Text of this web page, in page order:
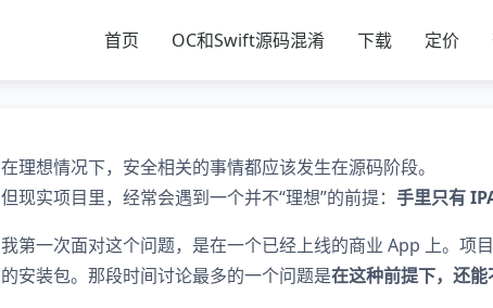
首页 OC和Swift源码混淆 下载 定价
在理想情况下，安全相关的事情都应该发生在源码阶段。
但现实项目里，经常会遇到一个并不“理想”的前提： 手里只有
我第一次面对这个问题，是在一个已经上线的商业 App 上。项
的安装包。那段时间讨论最多的一个问题是在这种前提下，还能